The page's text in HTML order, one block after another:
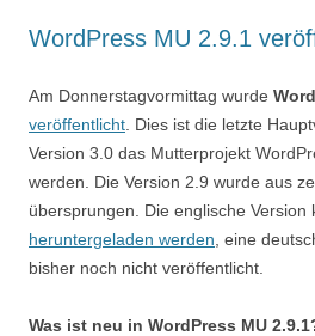
WordPress MU 2.9.1
Am Donnerstagvormittag wurde
veröffentlicht . Dies ist die letzte
Version 3.0 das Mutterprojekt
werden. Die Version 2.9 wurde aus
übersprungen. Die englische Version
heruntergeladen werden , eine
bisher noch nicht veröffentlicht.
Was ist neu in WordPress MU